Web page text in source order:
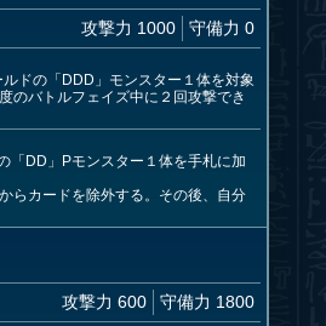
攻撃力 1000
守備力 0
ドの「DDD」モンスター１体を対象
のバトルフェイズ中に２回攻撃でき
「DD」Pモンスター１体を手札に加
らカードを除外する。その後、自分
攻撃力 600
守備力 1800